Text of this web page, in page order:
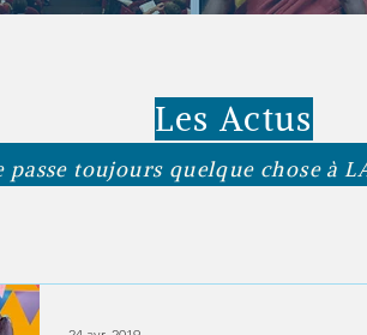
Les Actus
passe toujours quelque chose à